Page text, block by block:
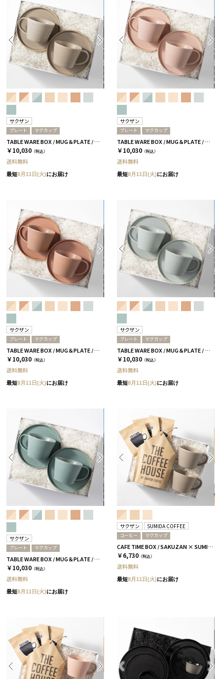
サクザン
プレート マグカップ
TABLE WARE BOX / MUG＆PLATE / グレージュ［サクザン×HYACCA］
￥10,030 （税込）
送料無料
最短8月11日(火)にお届け
サクザン
プレート マグカップ
TABLE WARE BOX / MUG＆PLATE / コーラルベージュ［サクザン×HYACCA］
￥10,030 （税込）
送料無料
最短8月11日(火)にお届け
サクザン
プレート マグカップ
TABLE WARE BOX / MUG＆PLATE / テラコッタ［サクザン×HYACCA］
￥10,030 （税込）
送料無料
最短8月11日(火)にお届け
サクザン
プレート マグカップ
TABLE WARE BOX / MUG＆PLATE / スカイブルー［サクザン×HYACCA］
￥10,030 （税込）
送料無料
最短8月11日(火)にお届け
サクザン
プレート マグカップ
TABLE WARE BOX / MUG＆PLATE / アクアブルー［サクザン×HYACCA］
￥10,030 （税込）
送料無料
最短8月11日(火)にお届け
サクザン SUMIDA COFFEE
コーヒー マグカップ
CAFE TIME BOX / SAKUZAN × SUMIDA COFFEE / グレージュ
￥6,730 （税込）
送料無料
最短8月11日(火)にお届け